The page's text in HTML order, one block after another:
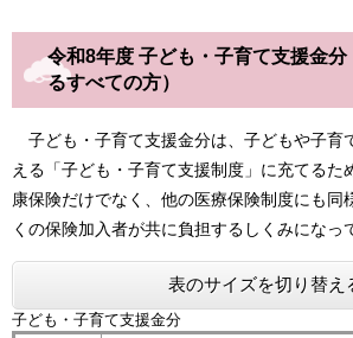
令和8年度 子ども・子育て支援金
るすべての方）
子ども・子育て支援金分は、子どもや子育
える「子ども・子育て支援制度」に充てるた
康保険だけでなく、他の医療保険制度にも同
くの保険加入者が共に負担するしくみになっ
表のサイズを切り替え
子ども・子育て支援金分